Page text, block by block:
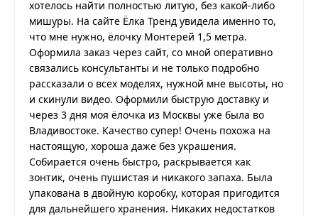
хотелось найти полностью литую, без какой-либо
мишуры. На сайте Ёлка Тренд увидела именно то,
что мне нужно, ёлочку Монтерей 1,5 метра.
Оформила заказ через сайт, со мной оперативно
связались консультанты и не только подробно
рассказали о всех моделях, нужной мне высоты, но
и скинули видео. Оформили быструю доставку и
через 3 дня моя ёлочка из Москвы уже была во
Владивостоке. Качество супер! Очень похожа на
настоящую, хороша даже без украшения.
Собирается очень быстро, раскрывается как
зонтик, очень пушистая и никакого запаха. Была
упакована в двойную коробку, которая пригодится
для дальнейшего хранения. Никаких недостатков